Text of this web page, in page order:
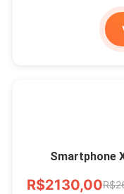
Smartphone
R$2130,00